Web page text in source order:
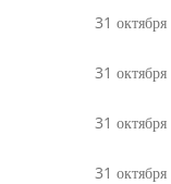
31 октября
31 октября
31 октября
31 октября